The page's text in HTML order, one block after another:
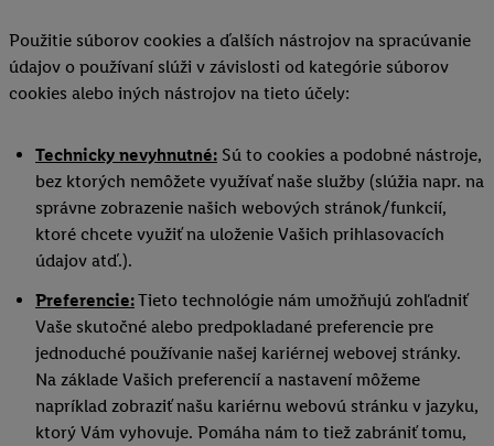
Použitie súborov cookies a ďalších nástrojov na spracúvanie
údajov o používaní slúži v závislosti od kategórie súborov
cookies alebo iných nástrojov na tieto účely:
Technicky nevyhnutné: Sú to cookies a podobné nástroje,
bez ktorých nemôžete využívať naše služby (slúžia napr. na
správne zobrazenie našich webových stránok/funkcií,
ktoré chcete využiť na uloženie Vašich prihlasovacích
údajov atď.).
Preferencie:Tieto technológie nám umožňujú zohľadniť
Vaše skutočné alebo predpokladané preferencie pre
jednoduché používanie našej kariérnej webovej stránky.
Na základe Vašich preferencií a nastavení môžeme
napríklad zobraziť našu kariérnu webovú stránku v jazyku,
ktorý Vám vyhovuje. Pomáha nám to tiež zabrániť tomu,